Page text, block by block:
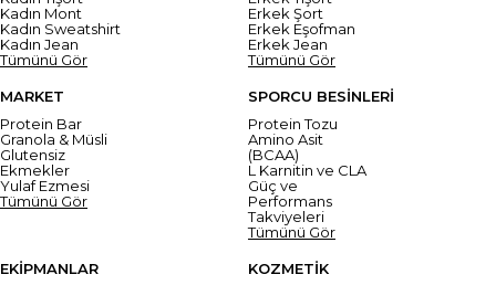
Kadın Mont
Kadın Sweatshirt
Kadın Jean
Tümünü Gör
Erkek Şort
Erkek Eşofman
Erkek Jean
Tümünü Gör
MARKET
Protein Bar
Granola & Müsli
Glutensiz
Ekmekler
Yulaf Ezmesi
Tümünü Gör
SPORCU BESİNLERİ
Protein Tozu
Amino Asit
(BCAA)
L Karnitin ve CLA
Güç ve
Performans
Takviyeleri
Tümünü Gör
EKİPMANLAR
KOZMETİK